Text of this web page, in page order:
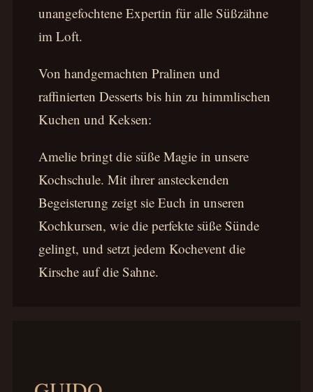
unangefochtene Expertin für alle Süßzähne
im Loft.
Von handgemachten Pralinen und
raffinierten Desserts bis hin zu himmlischen
Kuchen und Keksen:
Amelie bringt die süße Magie in unsere
Kochschule. Mit ihrer ansteckenden
Begeisterung zeigt sie Euch in unseren
Kochkursen, wie die perfekte süße Sünde
gelingt, und setzt jedem Kochevent die
Kirsche auf die Sahne.